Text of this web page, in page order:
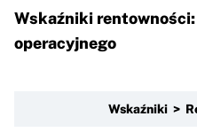
Wskaźniki
operacyjnego
Wskaźniki >